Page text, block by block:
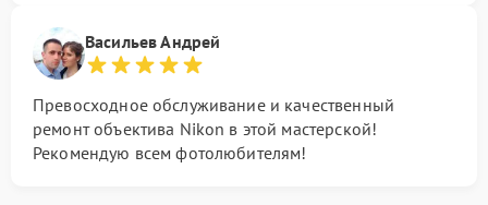
Васильев Андрей
Превосходное обслуживание и качественный
ремонт объектива Nikon в этой мастерской!
Рекомендую всем фотолюбителям!